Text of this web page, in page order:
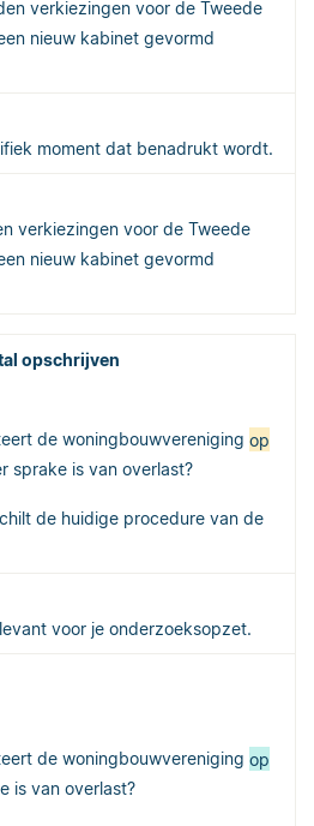
verkiezingen voor de Tweede
nieuw kabinet gevormd
moment dat benadrukt wordt.
verkiezingen voor de Tweede
nieuw kabinet gevormd
de woningbouwvereniging op
sprake is van overlast?
de huidige procedure van de
voor je onderzoeksopzet.
de woningbouwvereniging op
is van overlast?